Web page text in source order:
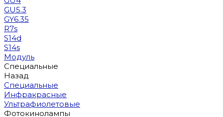
GU5.3
GY6.35
R7s
S14d
S14s
Модуль
Специальные
Назад
Специальные
Инфракрасные
Ультрафиолетовые
Фотокинолампы